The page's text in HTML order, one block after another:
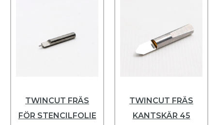
TWINCUT FRÄS
FÖR STENCILFOLIE
TWINCUT FRÄS
KANTSKÄR 45